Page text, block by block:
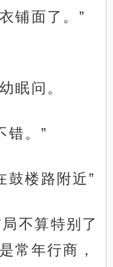
铺面了。”
眠问。
错。”
鼓楼路附近”
不算特别了
常年行商，